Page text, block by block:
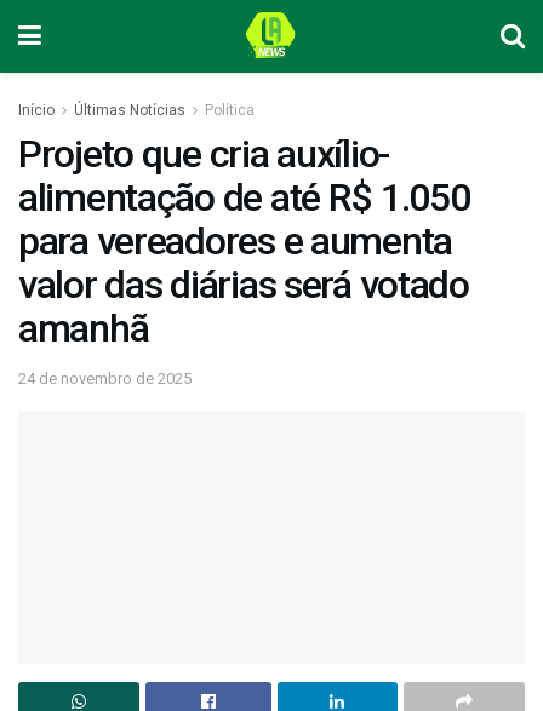
Início Últimas Notícias Política
Projeto que cria auxílio-
alimentação de até R$ 1.050
para vereadores e aumenta
valor das diárias será votado
amanhã
24 de novembro de 2025